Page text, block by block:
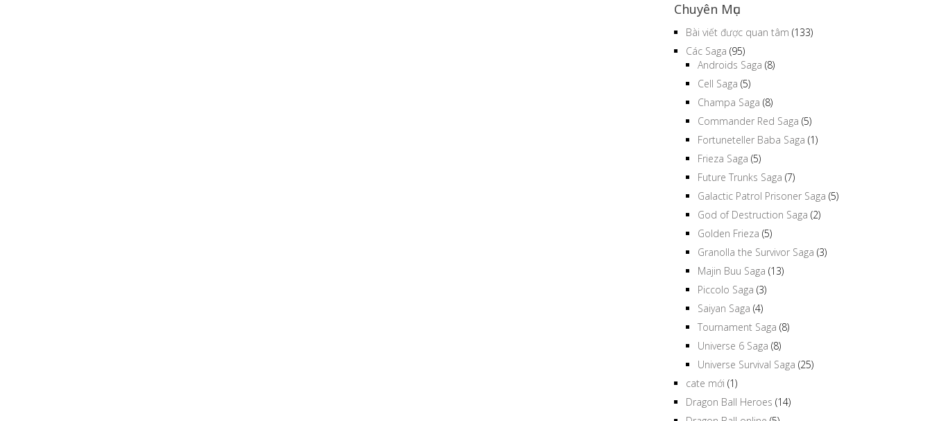
Chuyên Mục
Bài viết được quan tâm (133)
Các Saga (95)
Androids Saga (8)
Cell Saga (5)
Champa Saga (8)
Commander Red Saga (5)
Fortuneteller Baba Saga (1)
Frieza Saga (5)
Future Trunks Saga (7)
Galactic Patrol Prisoner Saga (5)
God of Destruction Saga (2)
Golden Frieza (5)
Granolla the Survivor Saga (3)
Majin Buu Saga (13)
Piccolo Saga (3)
Saiyan Saga (4)
Tournament Saga (8)
Universe 6 Saga (8)
Universe Survival Saga (25)
cate mới (1)
Dragon Ball Heroes (14)